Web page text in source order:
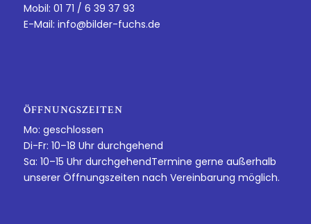
Mobil: 01 71 / 6 39 37 93
E-Mail: info@bilder-fuchs.de
ÖFFNUNGSZEITEN
Mo: geschlossen
Di-Fr: 10–18 Uhr durchgehend
Sa: 10–15 Uhr durchgehendTermine gerne außerhalb
unserer Öffnungszeiten nach Vereinbarung möglich.